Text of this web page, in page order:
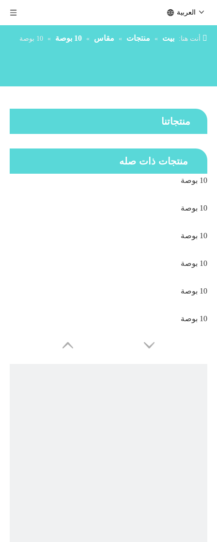
العربية
أنت هنا: بيت » منتجات » مقاس » 10 بوصة » 10 بوصة
منتجاتنا
منتجات ذات صله
10 بوصة
10 بوصة
10 بوصة
10 بوصة
10 بوصة
10 بوصة